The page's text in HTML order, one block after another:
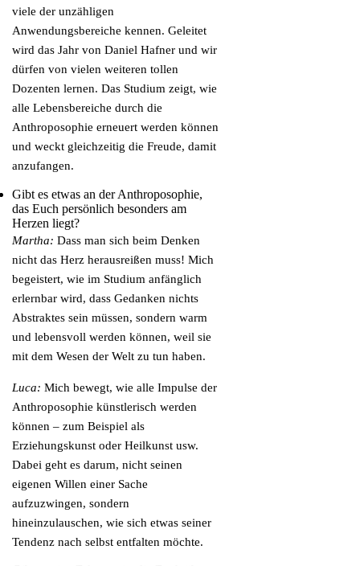
viele der unzähligen
Anwendungsbereiche kennen. Geleitet
wird das Jahr von Daniel Hafner und wir
dürfen von vielen weiteren tollen
Dozenten lernen. Das Studium zeigt, wie
alle Lebensbereiche durch die
Anthroposophie erneuert werden können
und weckt gleichzeitig die Freude, damit
anzufangen.
Gibt es etwas an der Anthroposophie,
das Euch persönlich besonders am
Herzen liegt?
Martha: Dass man sich beim Denken
nicht das Herz herausreißen muss! Mich
begeistert, wie im Studium anfänglich
erlernbar wird, dass Gedanken nichts
Abstraktes sein müssen, sondern warm
und lebensvoll werden können, weil sie
mit dem Wesen der Welt zu tun haben.
Luca: Mich bewegt, wie alle Impulse der
Anthroposophie künstlerisch werden
können – zum Beispiel als
Erziehungskunst oder Heilkunst usw.
Dabei geht es darum, nicht seinen
eigenen Willen einer Sache
aufzuzwingen, sondern
hineinzulauschen, wie sich etwas seiner
Tendenz nach selbst entfalten möchte.